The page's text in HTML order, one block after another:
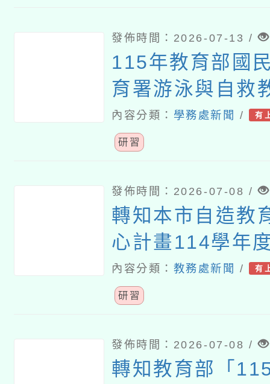
發佈時間：2026-07-13 /
115年教育部國
育署游泳與自救
安全教育防溺師
坊實施計畫
內容分類： 學務處新聞 / 有
研習
發佈時間：2026-07-08 /
轉知本市自造教
心計畫114學年
師增能研習
內容分類： 教務處新聞 / 有
研習
發佈時間：2026-07-08 /
轉知教育部「